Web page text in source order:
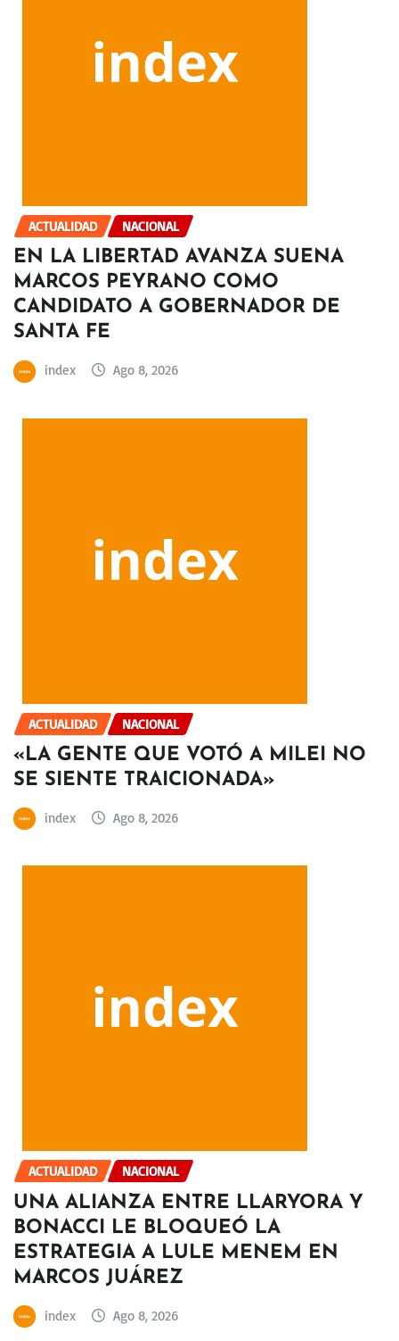
ACTUALIDAD NACIONAL
EN LA LIBERTAD AVANZA SUENA
MARCOS PEYRANO COMO
CANDIDATO A GOBERNADOR DE
SANTA FE
index Ago 8, 2026
ACTUALIDAD NACIONAL
«LA GENTE QUE VOTÓ A MILEI NO
SE SIENTE TRAICIONADA»
index Ago 8, 2026
ACTUALIDAD NACIONAL
UNA ALIANZA ENTRE LLARYORA Y
BONACCI LE BLOQUEÓ LA
ESTRATEGIA A LULE MENEM EN
MARCOS JUÁREZ
index Ago 8, 2026